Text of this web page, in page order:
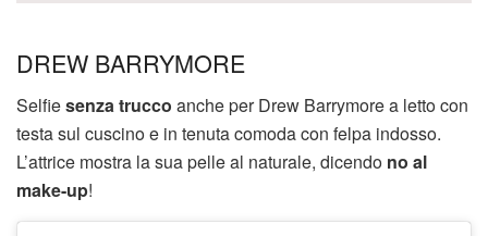
DREW BARRYMORE
Selfiesenza trucco anche per Drew Barrymore a letto con
testa sul cuscino e in tenuta comoda con felpa indosso.
L’attrice mostra la sua pelle al naturale, dicendo no al
make-up!